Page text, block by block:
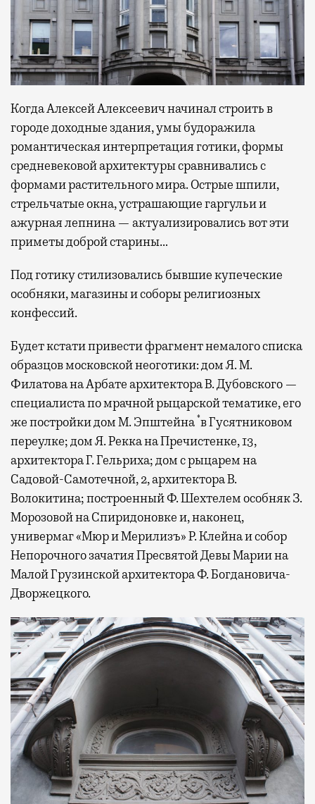
Когда Алексей Алексеевич начинал строить в
городе доходные здания, умы будоражила
романтическая интерпретация готики, формы
средневековой архитектуры сравнивались с
формами растительного мира. Острые шпили,
стрельчатые окна, устрашающие гаргульи и
ажурная лепнина — актуализировались вот эти
приметы доброй старины…
Под готику стилизовались бывшие купеческие
особняки, магазины и соборы религиозных
конфессий.
Будет кстати привести фрагмент немалого списка
образцов московской неоготики: дом Я. М.
Филатова на Арбате архитектора В. Дубовского —
специалиста по мрачной рыцарской тематике, его
же постройки дом М. Эпштейна*в Гусятниковом
переулке; дом Я. Рекка на Пречистенке, 13,
архитектора Г. Гельриха; дом с рыцарем на
Садовой-Самотечной, 2, архитектора В.
Волокитина; построенный Ф. Шехтелем особняк З.
Морозовой на Спиридоновке и, наконец,
универмаг «Мюр и Мерилизъ» Р. Клейна и собор
Непорочного зачатия Пресвятой Девы Марии на
Малой Грузинской архитектора Ф. Богдановича-
Дворжецкого.